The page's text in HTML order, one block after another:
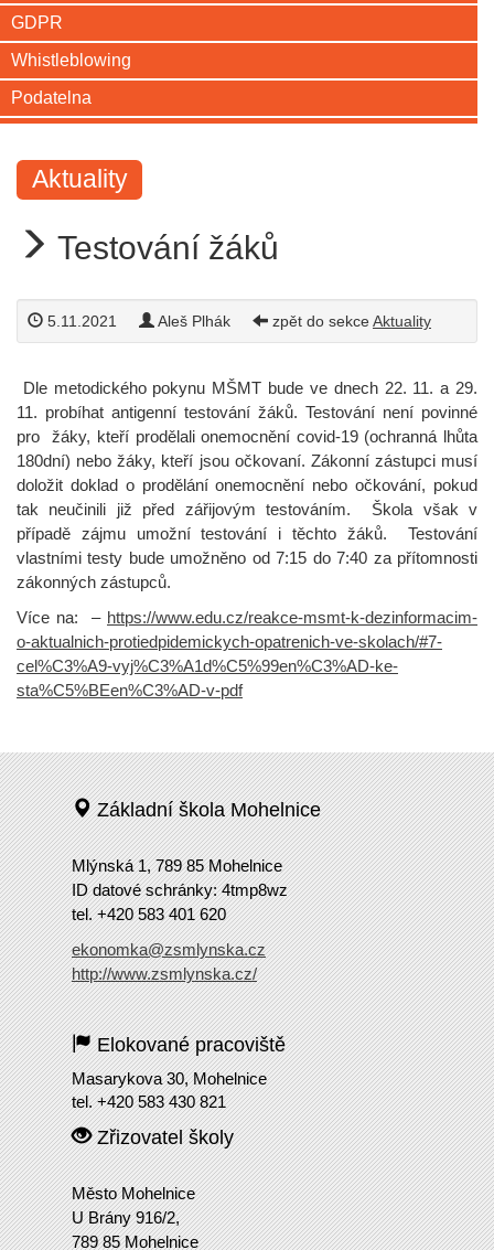
GDPR
Whistleblowing
Podatelna
Aktuality
Testování žáků
5.11.2021 Aleš Plhák zpět do sekceAktuality
Dle metodického pokynu MŠMT bude ve dnech 22. 11. a 29.
11. probíhat antigenní testování žáků. Testování není povinné
pro žáky, kteří prodělali onemocnění covid-19 (ochranná lhůta
180dní) nebo žáky, kteří jsou očkovaní. Zákonní zástupci musí
doložit doklad o prodělání onemocnění nebo očkování, pokud
tak neučinili již před zářijovým testováním. Škola však v
případě zájmu umožní testování i těchto žáků. Testování
vlastními testy bude umožněno od 7:15 do 7:40 za přítomnosti
zákonných zástupců.
Více na: – https://www.edu.cz/reakce-msmt-k-dezinformacim-
o-aktualnich-protiedpidemickych-opatrenich-ve-skolach/#7-
cel%C3%A9-vyj%C3%A1d%C5%99en%C3%AD-ke-
sta%C5%BEen%C3%AD-v-pdf
Základní škola Mohelnice
Mlýnská 1, 789 85 Mohelnice
ID datové schránky: 4tmp8wz
tel. +420 583 401 620
ekonomka@zsmlynska.cz
http://www.zsmlynska.cz/
Elokované pracoviště
Masarykova 30, Mohelnice
tel. +420 583 430 821
Zřizovatel školy
Město Mohelnice
U Brány 916/2,
789 85 Mohelnice